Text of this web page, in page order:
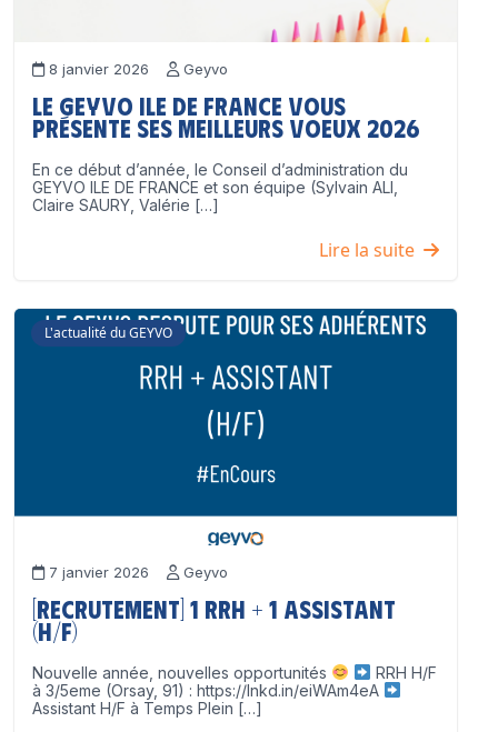
8 janvier 2026 Geyvo
Le GEYVO Ile de France vous
présente ses meilleurs voeux 2026
En ce début d’année, le Conseil d’administration du
GEYVO ILE DE FRANCE et son équipe (Sylvain ALI,
Claire SAURY, Valérie […]
Lire la suite
L'actualité du GEYVO
7 janvier 2026 Geyvo
[Recrutement] 1 RRH + 1 Assistant
(H/F)
Nouvelle année, nouvelles opportunités
RRH H/F
à 3/5eme (Orsay, 91) : https://lnkd.in/eiWAm4eA
Assistant H/F à Temps Plein […]